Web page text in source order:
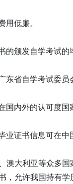
用低廉。
的颁发自学考试的
东省自学考试委员
国内外的认可度
业证书信息可在中
澳大利亚等众多
，允许我国持有